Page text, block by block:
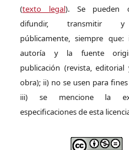
(texto legal). Se pueden
difundir, transmitir y
públicamente, siempre
autoría y la fuente
publicación (revista,
obra); ii) no se usen para
iii) se mencione la
especificaciones de esta